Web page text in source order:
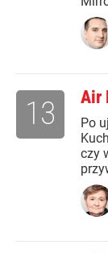
Air
Po
czy
13